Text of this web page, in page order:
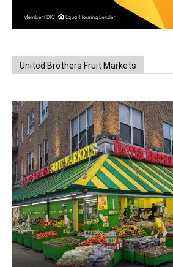
United Brothers Fruit Markets